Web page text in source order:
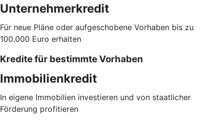
Unternehmerkredit
Für neue Pläne oder aufgeschobene Vorhaben bis zu
100.000 Euro erhalten
Kredite für bestimmte Vorhaben
Immobilienkredit
In eigene Immobilien investieren und von staatlicher
Förderung profitieren